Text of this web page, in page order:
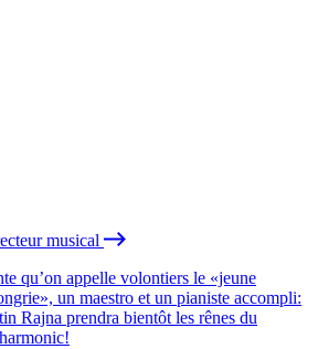
musical
qu’on appelle volontiers le «jeune
un maestro et un pianiste accompli:
Rajna prendra bientôt les rênes du